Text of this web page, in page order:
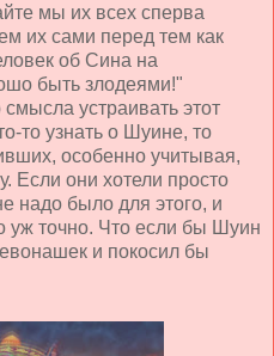
мы их всех сперва
их сами перед тем как
об Сина на
быть злодеями!"
устраивать этот
то узнать о Шуине, то
особенно учитывая,
Если они хотели просто
надо было для этого, и
уж точно. Что если бы Шуин
и покосил бы